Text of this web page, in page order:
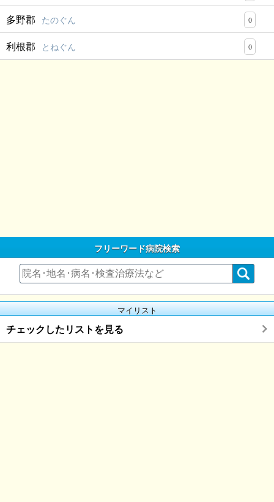
多野郡 たのぐん 0
利根郡 とねぐん 0
フリーワード病院検索
マイリスト
チェックしたリストを見る